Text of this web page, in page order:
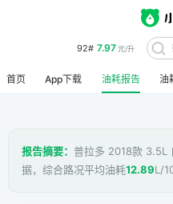
92# 7.97元/升
首页 App下载 油耗报告 油
报告摘要： 普拉多 2018款 3.5L
据，综合路况平均油耗12.89L/